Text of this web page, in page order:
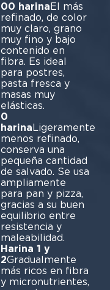
00 harina El más
refinado, de color
muy claro, grano
muy fino y bajo
contenido en
fibra. Es ideal
para postres,
pasta fresca y
masas muy
elásticas.
0
harina Ligeramente
menos refinado,
conserva una
pequeña cantidad
de salvado. Se usa
ampliamente
para pan y pizza,
gracias a su buen
equilibrio entre
resistencia y
maleabilidad.
Harina 1 y
2Gradualmente
más ricos en fibra
y micronutrientes,